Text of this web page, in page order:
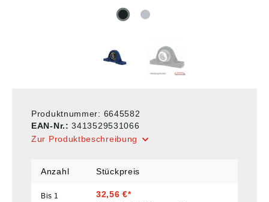
Produktnummer: 6645582
EAN-Nr.:3413529531066
Zur Produktbeschreibung
Anzahl Stückpreis
Bis 1 32,56 €*